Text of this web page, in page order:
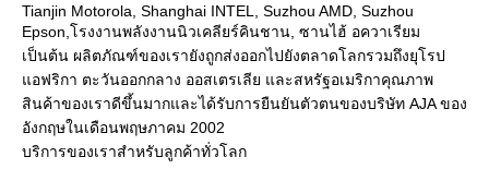
Tianjin Motorola, Shanghai INTEL, Suzhou AMD, Suzhou
Epson,โรงงานพลังงานนิวเคลียร์คินชาน, ซานไฮ้ อควาเรียม
เป็นต้น ผลิตภัณฑ์ของเรายังถูกส่งออกไปยังตลาดโลกรวมถึงยุโรป
แอฟริกา ตะวันออกกลาง ออสเตรเลีย และสหรัฐอเมริกาคุณภาพ
สินค้าของเราดีขึ้นมากและได้รับการยืนยันตัวตนของบริษัท AJA ของ
อังกฤษในเดือนพฤษภาคม 2002
บริการของเราสําหรับลูกค้าทั่วโลก